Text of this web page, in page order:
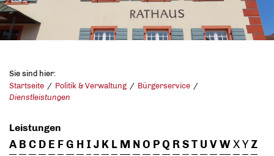
Sie sind hier:
Startseite
Politik & Verwaltung
Bürgerservice
Dienstleistungen
Leistungen
A B C D E FG H I J K L M NO PQ RST U VWXYZ